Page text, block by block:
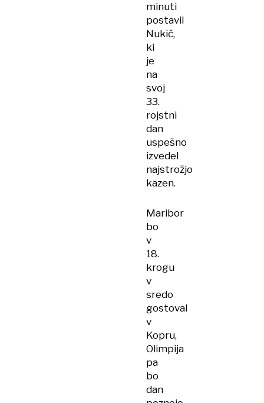
minuti
postavil
Nukić,
ki
je
na
svoj
33.
rojstni
dan
uspešno
izvedel
najstrožjo
kazen.
Maribor
bo
v
18.
krogu
v
sredo
gostoval
v
Kopru,
Olimpija
pa
bo
dan